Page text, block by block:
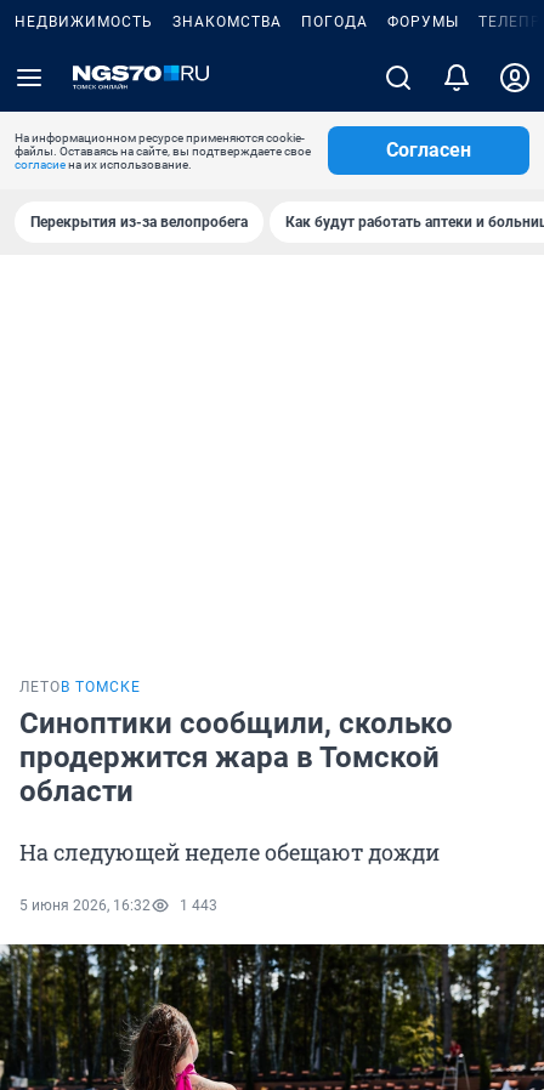
НЕДВИЖИМОСТЬ ЗНАКОМСТВА ПОГОДА ФОРУМЫ
На информационном ресурсе применяются cookie-
файлы. Оставаясь на сайте, вы подтверждаете свое
согласиена их использование.
Согласен
Перекрытия из-за велопробега Как будут работать аптеки и
ЛЕТО В ТОМСКЕ
Синоптики сообщили, сколько
продержится жара в Томской
области
На следующей неделе обещают дожди
5 июня 2026, 16:32 1 443